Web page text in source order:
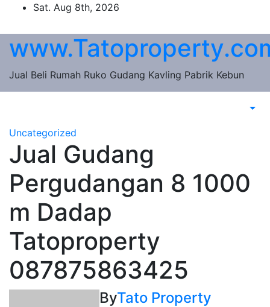
content
Sat. Aug 8th, 2026
Jual Beli Rumah Ruko Gudang Kavling Pabrik Kebun
Uncategorized
Jual Gudang
Pergudangan 8 1000
m Dadap
Tatoproperty
087875863425
ByTato Property